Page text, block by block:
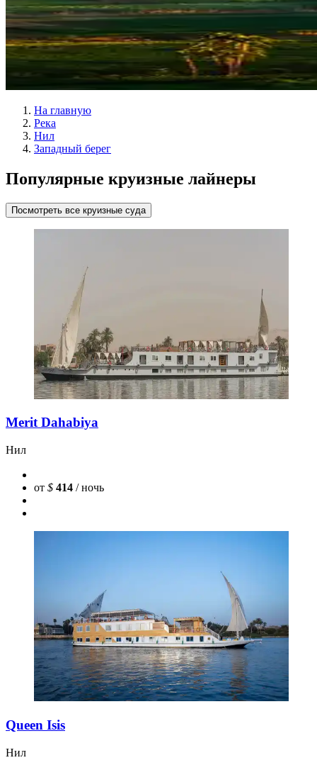
На главную
Река
Нил
Западный берег
Популярные круизные лайнеры
Посмотреть все круизные суда
Merit Dahabiya
Нил
от $ 414 / ночь
Queen Isis
Нил